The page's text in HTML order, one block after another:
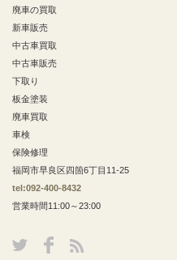
廃車の買取
新車販売
中古車買取
中古車販売
下取り
板金塗装
廃車買取
車検
保険修理
福岡市早良区四箇6丁目11-25
tel:092-400-8432
営業時間11:00～23:00